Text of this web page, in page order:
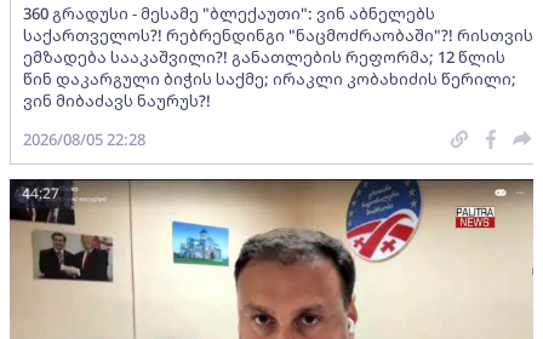
360 გრადუსი - მესამე "ბლექაუთი": ვინ აბნელებს
საქართველოს?! რებრენდინგი "ნაცმოძრაობაში"?! რისთვის
ემზადება სააკაშვილი?! განათლების რეფორმა; 12 წლის
წინ დაკარგული ბიჭის საქმე; ირაკლი კობახიძის წერილი;
ვინ მიბაძავს ნაურუს?!
2026/08/05 22:28
44:27